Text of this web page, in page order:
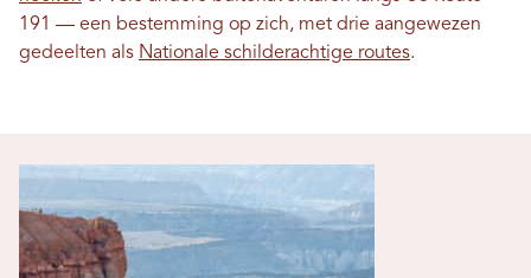
191 — een bestemming op zich, met drie aangewezen
gedeelten als Nationale schilderachtige routes.